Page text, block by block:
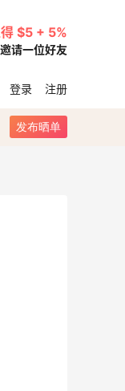
$5 + 5%
请一位好友
登录 注册
发布晒单